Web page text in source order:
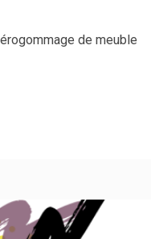
de meuble